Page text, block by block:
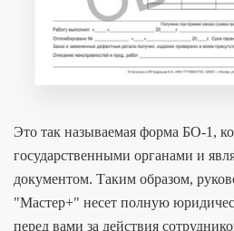
Это так называемая форма БО-1,
государственными органами и
документом. Таким образом,
"Мастер+" несет полную
перед вами за действия